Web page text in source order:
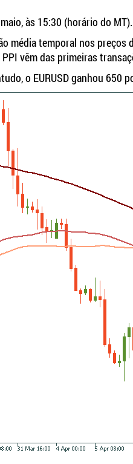
às 15:30 (horário do MT).
média temporal nos
vêm das primeiras
o EURUSD ganhou